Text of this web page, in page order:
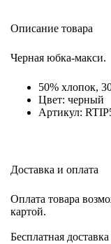
Описание товара
Черная юбка-макси.
50% хлопок,
Цвет: черный
Артикул:
Доставка и оплата
Оплата товара
картой.
Бесплатная